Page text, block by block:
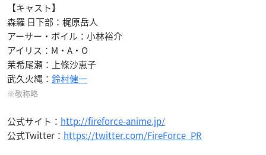
【キャスト】
森羅 日下部：梶原岳人
アーサー・ボイル：小林裕介
アイリス：M・A・O
茉希尾瀬：上條沙恵子
武久火縄： 鈴村健一
※敬称略
公式サイト： http://fireforce-anime.jp/
公式Twitter： https://twitter.com/FireForce_PR